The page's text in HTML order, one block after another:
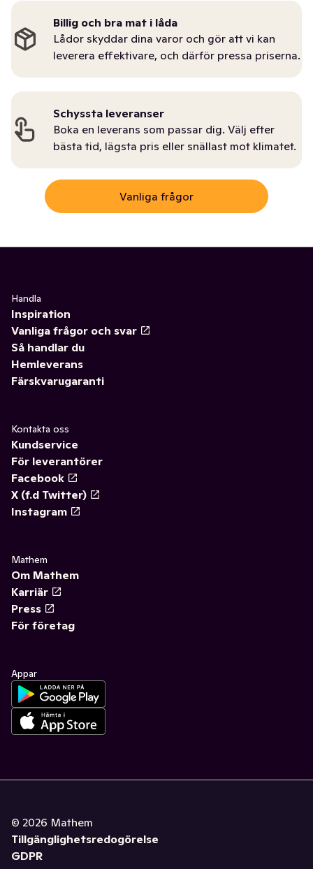
Billig och bra mat i låda
Lådor skyddar dina varor och gör att vi kan
leverera effektivare, och därför pressa priserna.
Schyssta leveranser
Boka en leverans som passar dig. Välj efter
bästa tid, lägsta pris eller snällast mot klimatet.
Vanliga frågor
Handla
Inspiration
Vanliga frågor och svar
Så handlar du
Hemleverans
Färskvarugaranti
Kontakta oss
Kundservice
För leverantörer
Facebook
X (f.d Twitter)
Instagram
Mathem
Om Mathem
Karriär
Press
För företag
Appar
© 2026 Mathem
Tillgänglighetsredogörelse
GDPR